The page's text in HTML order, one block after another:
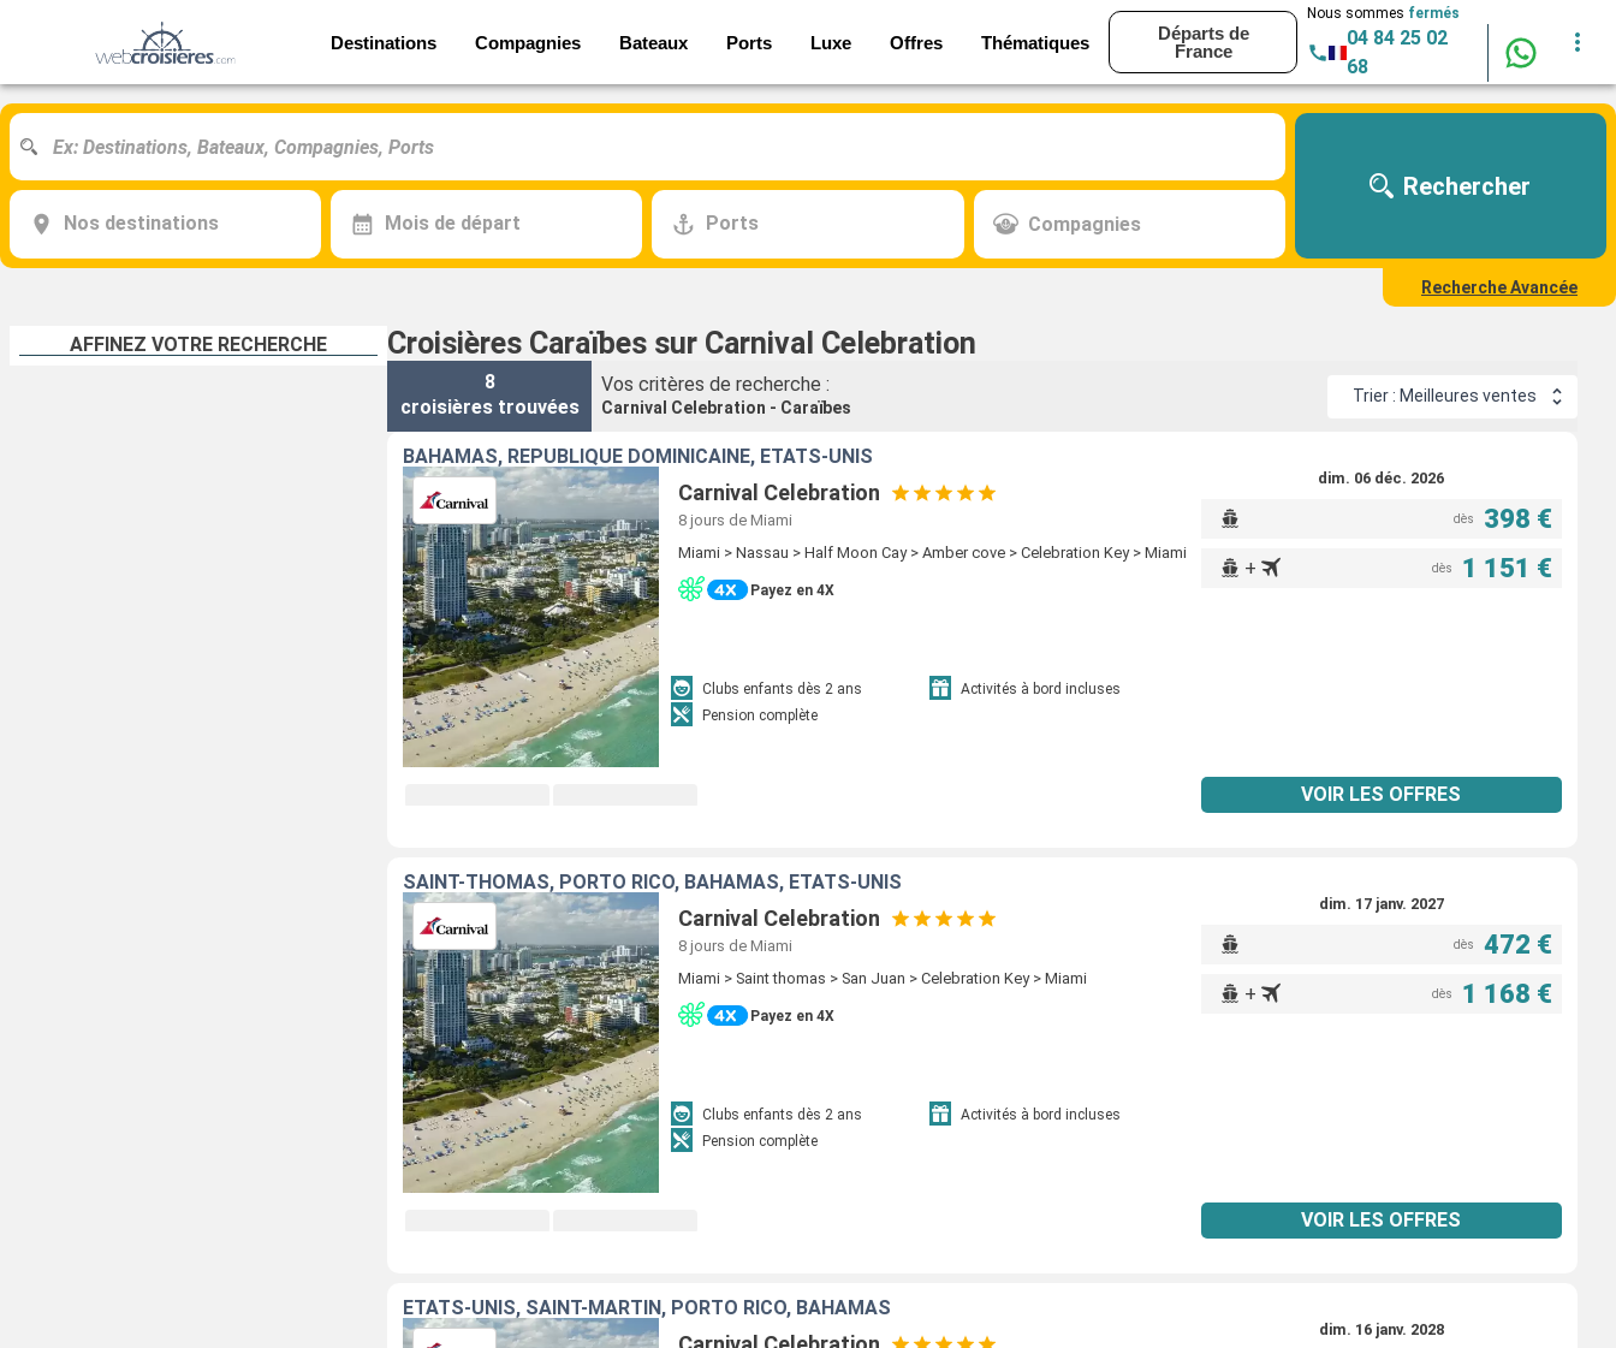
Destinations Compagnies Bateaux Ports Luxe Offres Thématiques
Départs de
France
Nous sommes fermés
04 84 25 02
68
Nos destinations Mois de départ Ports Compagnies
Rechercher
Recherche Avancée
AFFINEZ VOTRE RECHERCHE Croisières Caraïbes sur Carnival Celebration
8
croisières trouvées
Vos critères de recherche :
Carnival Celebration - Caraïbes
Trier : Meilleures ventes
BAHAMAS, RÉPUBLIQUE DOMINICAINE, ÉTATS-UNIS
Carnival Celebration
8 jours de Miami
Miami > Nassau > Half Moon Cay > Amber cove > Celebration Key > Miami
Payez en 4X
Clubs enfants dès 2 ans
Activités à bord incluses
Pension complète
dim. 06 déc. 2026
dès 398 €
+ dès 1 151 €
VOIR LES OFFRES
SAINT-THOMAS, PORTO RICO, BAHAMAS, ÉTATS-UNIS
Carnival Celebration
8 jours de Miami
Miami > Saint thomas > San Juan > Celebration Key > Miami
Payez en 4X
Clubs enfants dès 2 ans
Activités à bord incluses
Pension complète
dim. 17 janv. 2027
dès 472 €
+ dès 1 168 €
VOIR LES OFFRES
ÉTATS-UNIS, SAINT-MARTIN, PORTO RICO, BAHAMAS
dim. 16 janv. 2028